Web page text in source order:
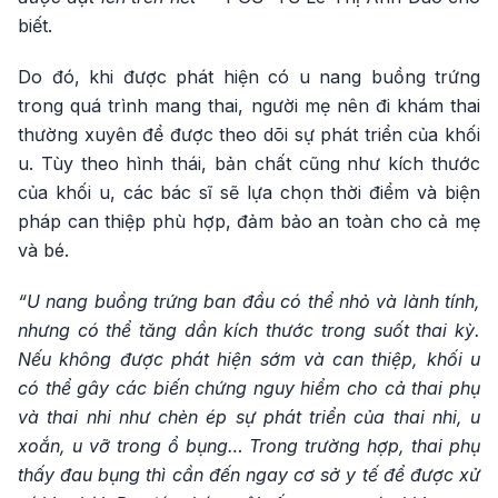
biết.
Do đó, khi được phát hiện có u nang buồng trứng
trong quá trình mang thai, người mẹ nên đi khám thai
thường xuyên để được theo dõi sự phát triển của khối
u. Tùy theo hình thái, bản chất cũng như kích thước
của khối u, các bác sĩ sẽ lựa chọn thời điểm và biện
pháp can thiệp phù hợp, đảm bảo an toàn cho cả mẹ
và bé.
“U nang buồng trứng ban đầu có thể nhỏ và lành tính,
nhưng có thể tăng dần kích thước trong suốt thai kỳ.
Nếu không được phát hiện sớm và can thiệp, khối u
có thể gây các biến chứng nguy hiểm cho cả thai phụ
và thai nhi như chèn ép sự phát triển của thai nhi, u
xoắn, u vỡ trong ổ bụng… Trong trường hợp, thai phụ
thấy đau bụng thì cần đến ngay cơ sở y tế để được xử